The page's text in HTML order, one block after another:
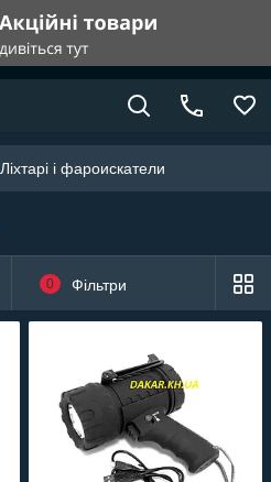
Ліхтарі і фароискатели
0 Фільтри